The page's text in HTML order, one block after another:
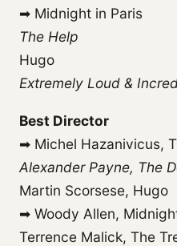
➡ Midnight in Paris
The Help
Hugo
Extremely Loud &
Best Director
➡ Michel Hazanivicus,
Alexander Payne, The
Martin Scorsese, Hugo
➡ Woody Allen,
Terrence Malick, The